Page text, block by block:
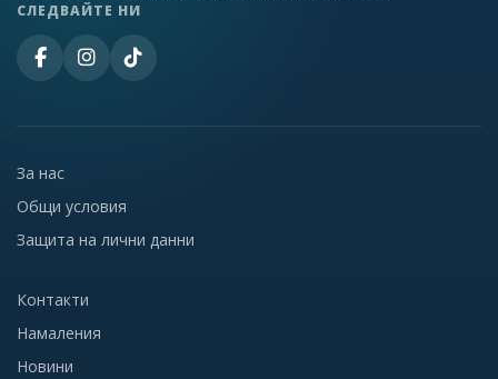
СЛЕДВАЙТЕ НИ
За нас
Общи условия
Защита на лични данни
Контакти
Намаления
Новини